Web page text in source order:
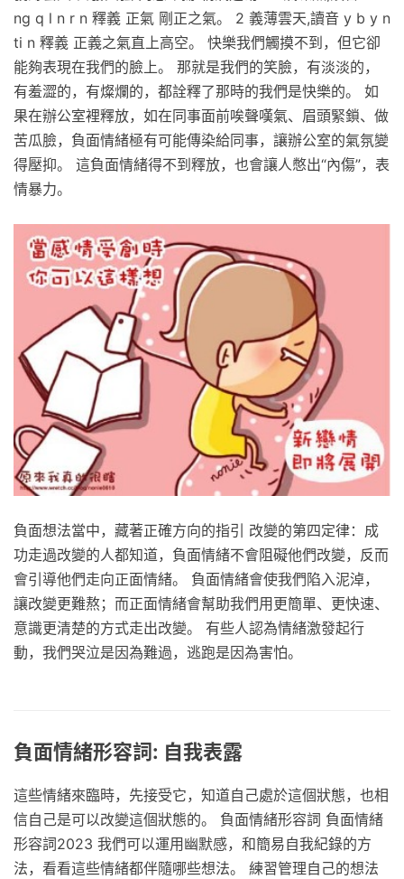
ng q l n r n 釋義 正氣 剛正之氣。 2 義薄雲天,讀音 y b y n
ti n 釋義 正義之氣直上高空。 快樂我們觸摸不到，但它卻
能夠表現在我們的臉上。 那就是我們的笑臉，有淡淡的，
有羞澀的，有燦爛的，都詮釋了那時的我們是快樂的。 如
果在辦公室裡釋放，如在同事面前唉聲嘆氣、眉頭緊鎖、做
苦瓜臉，負面情緒極有可能傳染給同事，讓辦公室的氣氛變
得壓抑。 這負面情緒得不到釋放，也會讓人憋出“內傷”，表
情暴力。
負面想法當中，藏著正確方向的指引 改變的第四定律：成
功走過改變的人都知道，負面情緒不會阻礙他們改變，反而
會引導他們走向正面情緒。 負面情緒會使我們陷入泥淖，
讓改變更難熬；而正面情緒會幫助我們用更簡單、更快速、
意識更清楚的方式走出改變。 有些人認為情緒激發起行
動，我們哭泣是因為難過，逃跑是因為害怕。
負面情緒形容詞: 自我表露
這些情緒來臨時，先接受它，知道自己處於這個狀態，也相
信自己是可以改變這個狀態的。 負面情緒形容詞 負面情緒
形容詞2023 我們可以運用幽默感，和簡易自我紀錄的方
法，看看這些情緒都伴隨哪些想法。 練習管理自己的想法